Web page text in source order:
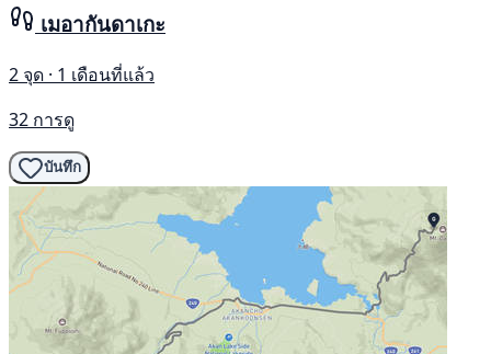
เมอากันดาเกะ
2 จุด · 1 เดือนที่แล้ว
32 การดู
บันทึก